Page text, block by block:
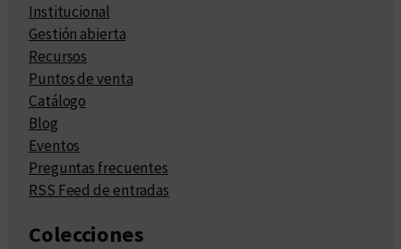
Institucional
Gestión abierta
Recursos
Puntos de venta
Catálogo
Blog
Eventos
Preguntas frecuentes
RSS Feed de entradas
Colecciones